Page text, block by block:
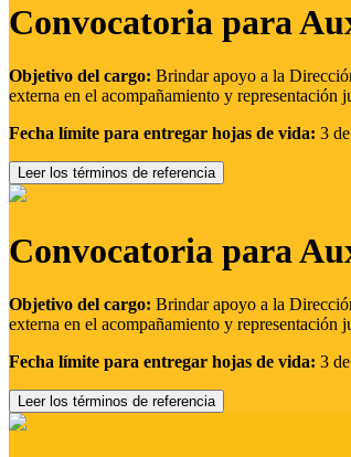
Convocatoria para
Objetivo del cargo: Brindar apoyo a la
externa en el acompañamiento y
Fecha límite para entregar hojas de vida: 3
Leer los términos de referencia
Convocatoria para
Objetivo del cargo: Brindar apoyo a la
externa en el acompañamiento y
Fecha límite para entregar hojas de vida: 3
Leer los términos de referencia